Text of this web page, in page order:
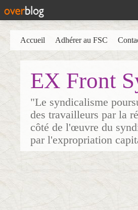
EX Front
"Le syndicalisme
des travailleurs par la
côté de l'œuvre du
par l'expropriation
Accueil Adhérer au FSC